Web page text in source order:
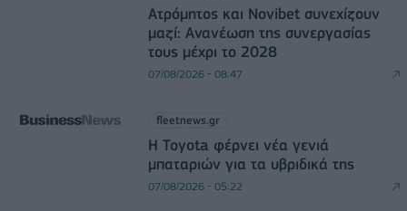
Ατρόμητος και Novibet συνεχίζουν
μαζί: Ανανέωση της συνεργασίας
τους μέχρι το 2028
07/08/2026 - 08:47
fleetnews.gr
Η Toyota φέρνει νέα γενιά
μπαταριών για τα υβριδικά της
07/08/2026 - 05:22